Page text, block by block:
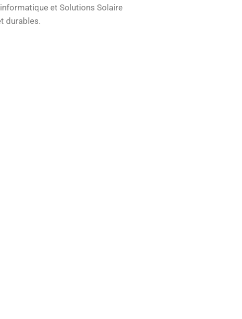
et Solutions Solaire
durables.